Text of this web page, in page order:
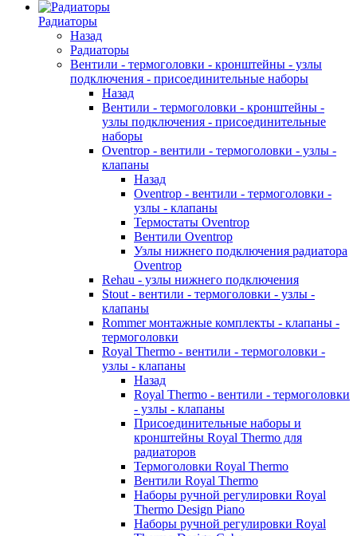
Радиаторы
Назад
Радиаторы
Вентили - термоголовки - кронштейны - узлы
подключения - присоединительные наборы
Назад
Вентили - термоголовки - кронштейны -
узлы подключения - присоединительные
наборы
Oventrop - вентили - термоголовки - узлы -
клапаны
Назад
Oventrop - вентили - термоголовки -
узлы - клапаны
Термостаты Oventrop
Вентили Oventrop
Узлы нижнего подключения радиатора
Oventrop
Rehau - узлы нижнего подключения
Stout - вентили - термоголовки - узлы -
клапаны
Rommer монтажные комплекты - клапаны -
термоголовки
Royal Thermo - вентили - термоголовки -
узлы - клапаны
Назад
Royal Thermo - вентили - термоголовки
- узлы - клапаны
Присоединительные наборы и
кронштейны Royal Thermo для
радиаторов
Термоголовки Royal Thermo
Вентили Royal Thermo
Наборы ручной регулировки Royal
Thermo Design Piano
Наборы ручной регулировки Royal